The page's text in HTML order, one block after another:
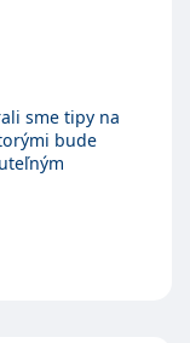
sme tipy na
bude